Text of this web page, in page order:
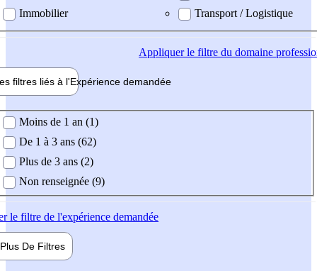
Immobilier
Transport / Logistique
Appliquerle filtre du domaine
filtres liés à l'Expérience demandée
demandée
Moins de 1 an (1)
De 1 à 3 ans (62)
Plus de 3 ans (2)
Non renseignée (9)
le filtre de l'expérience demandée
Plus De Filtres